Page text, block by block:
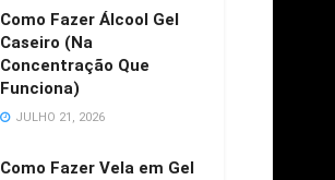
Como Fazer Álcool Gel
Caseiro (Na
Concentração Que
Funciona)
JULHO 21, 2026
Como Fazer Vela em Gel